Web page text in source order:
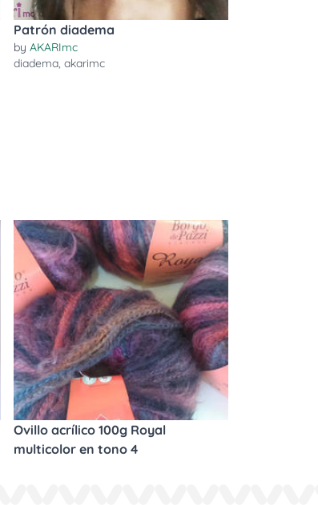
Patrón diadema
by AKARImc
diadema, akarimc
Ovillo acrílico 100g Royal
multicolor en tono 4